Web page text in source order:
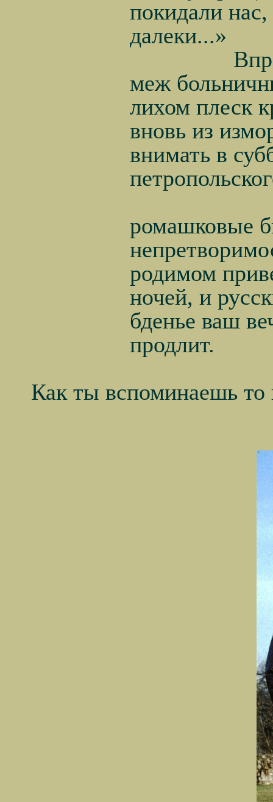
покидали
далеки...»
меж
лихом плеск
вновь из
внимать в
ромашковые
родимом
ночей, и
бденье ваш
продлит.
Как ты вспоминаешь то